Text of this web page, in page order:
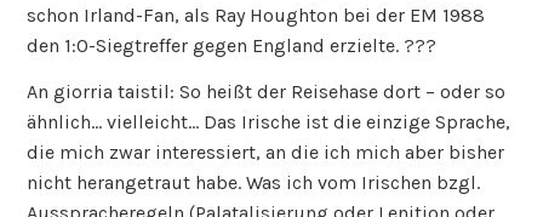
schon Irland-Fan, als Ray Houghton bei der EM 1988
den 1:0-Siegtreffer gegen England erzielte. ???
An giorria taistil: So heißt der Reisehase dort – oder so
ähnlich… vielleicht… Das Irische ist die einzige Sprache,
die mich zwar interessiert, an die ich mich aber bisher
nicht herangetraut habe. Was ich vom Irischen bzgl.